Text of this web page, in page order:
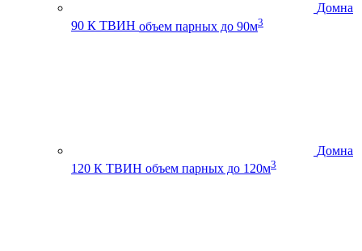
Домна
90 К ТВИН объем парных до 90м3
Домна
120 К ТВИН объем парных до 120м3